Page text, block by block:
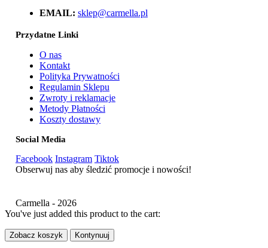
EMAIL: sklep@carmella.pl
Przydatne Linki
O nas
Kontakt
Polityka Prywatności
Regulamin Sklepu
Zwroty i reklamacje
Metody Płatności
Koszty dostawy
Social Media
Facebook Instagram Tiktok
Obserwuj nas aby śledzić promocje i nowości!
Carmella - 2026
You've just added this product to the cart:
Zobacz koszyk Kontynuuj